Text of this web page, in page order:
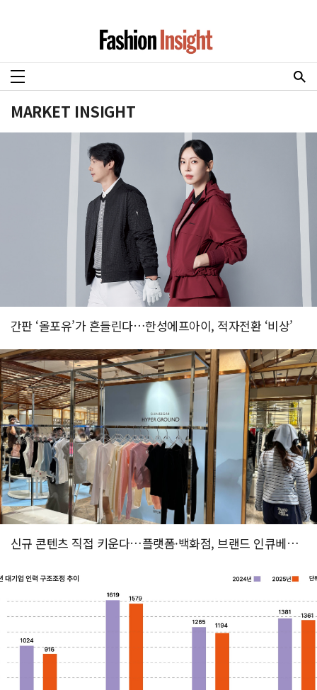
MARKET INSIGHT
간판 ‘올포유’가 흔들린다…한성에프아이, 적자전환 ‘비상’
신규 콘텐츠 직접 키운다…플랫폼·백화점, 브랜드 인큐베이팅 사업...